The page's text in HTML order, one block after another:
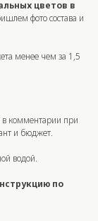
цветов в
фото состава и
менее чем за 1,5
в комментарии при
и бюджет.
водой.
по